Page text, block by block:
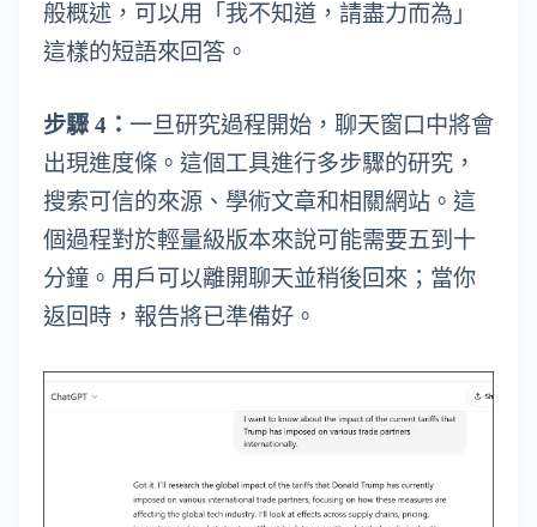
般概述，可以用「我不知道，請盡力而為」
這樣的短語來回答。
步驟 4： 一旦研究過程開始，聊天窗口中將會
出現進度條。這個工具進行多步驟的研究，
搜索可信的來源、學術文章和相關網站。這
個過程對於輕量級版本來說可能需要五到十
分鐘。用戶可以離開聊天並稍後回來；當你
返回時，報告將已準備好。